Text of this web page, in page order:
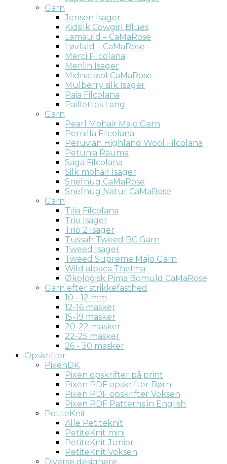
Garn
Jensen Isager
Kidsilk Cowgirl Blues
Lamauld – CaMaRose
Løvfald – CaMaRose
Merci Filcolana
Merilin Isager
Midnatssol CaMaRose
Mulberry silk Isager
Paia Filcolana
Paillettes Lang
Garn
Pearl Mohair Majo Garn
Pernilla Filcolana
Peruvian Highland Wool Filcolana
Petunia Rauma
Saga Filcolana
Silk mohair Isager
Snefnug CaMaRose
Snefnug Natur CaMaRose
Garn
Tilia Filcolana
Trio Isager
Trio 2 Isager
Tussah Tweed BC Garn
Tweed Isager
Tweed Supreme Majo Garn
Wild alpaca Thelma
Økologisk Pima Bomuld CaMaRose
Garn efter strikkefasthed
10 - 12 mm
12-16 masker
15-19 masker
20-22 masker
22-25 masker
26 - 30 masker
Opskrifter
PixenDK
Pixen opskrifter på print
Pixen PDF opskrifter Børn
Pixen PDF opskrifter Voksen
Pixen PDF Patterns in English
PetiteKnit
Alle Petiteknit
PetiteKnit mini
PetiteKnit Junior
PetiteKnit Voksen
Diverse designere